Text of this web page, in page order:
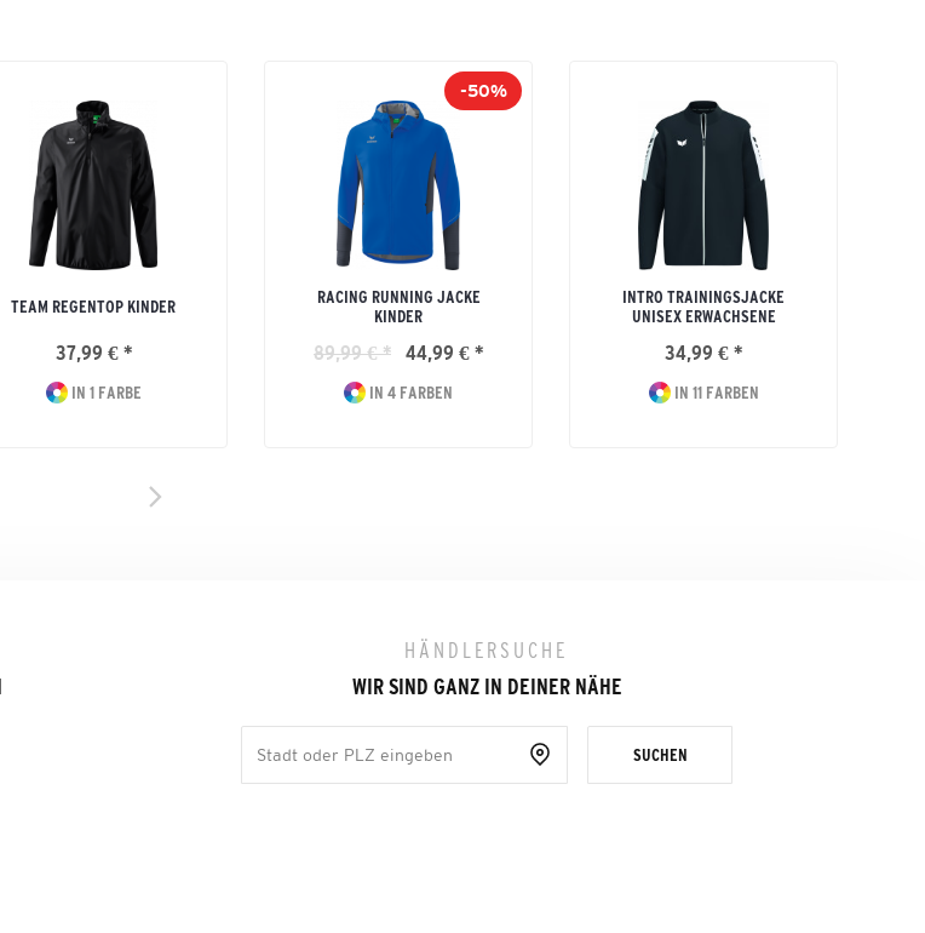
TEAM REGENTOP KINDER
37,99 € *
IN 1 FARBE
-50%
RACING RUNNING JACKE
KINDER
89,99 € * 44,99 € *
IN 4 FARBEN
INTRO TRAININGSJACKE
UNISEX ERWACHSENE
34,99 € *
IN 11 FARBEN
HÄNDLERSUCHE
WIR SIND GANZ IN DEINER NÄHE
SUCHEN